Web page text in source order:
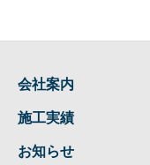
会社案内
施工実績
お知らせ